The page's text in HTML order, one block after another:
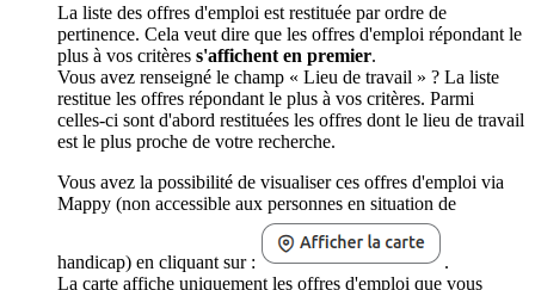
La liste des offres d'emploi est restituée par ordre de
pertinence. Cela veut dire que les offres d'emploi répondant le
plus à vos critères s'affichent en premier.
Vous avez renseigné le champ « Lieu de travail » ? La liste
restitue les offres répondant le plus à vos critères. Parmi
celles-ci sont d'abord restituées les offres dont le lieu de travail
est le plus proche de votre recherche.
Vous avez la possibilité de visualiser ces offres d'emploi via
Mappy (non accessible aux personnes en situation de
handicap) en cliquant sur :
.
La carte affiche uniquement les offres d'emploi que vous